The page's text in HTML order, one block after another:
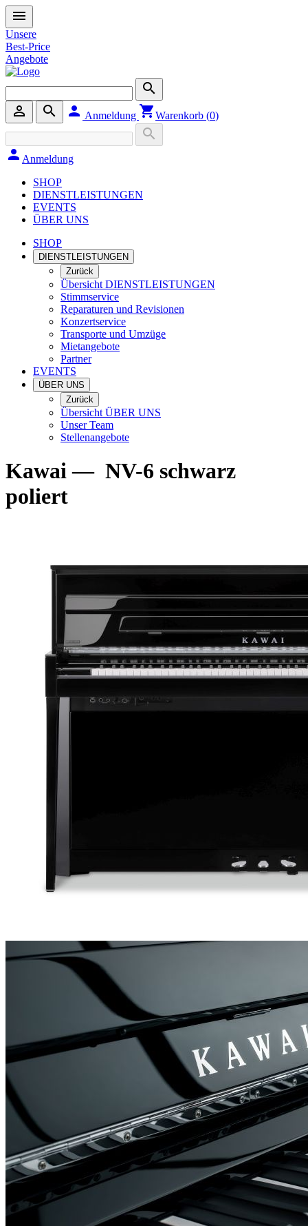
menu
Unsere
Best-Price
Angebote
search
person_outline
search person Anmeldung shopping_cartWarenkorb (0)
search
person Anmeldung
SHOP
DIENSTLEISTUNGEN
EVENTS
ÜBER UNS
SHOP
DIENSTLEISTUNGEN
Zurück
Übersicht DIENSTLEISTUNGEN
Stimmservice
Reparaturen und Revisionen
Konzertservice
Transporte und Umzüge
Mietangebote
Partner
EVENTS
ÜBER UNS
Zurück
Übersicht ÜBER UNS
Unser Team
Stellenangebote
Kawai— NV-6 schwarz
poliert